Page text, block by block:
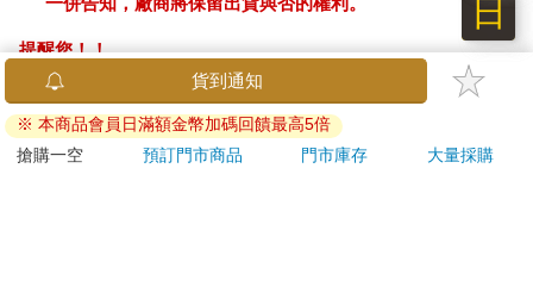
提醒您！！
金石堂及銀行均不會請您操作ATM! 如接獲電話要求您前往
ATM提款機，請不要聽從指示，以免受騙上當！
退換貨須知：
貨到通知
※ 本商品會員日滿額金幣加碼回饋最高5倍
搶購一空
預訂門市商品 門市庫存 大量採購
日